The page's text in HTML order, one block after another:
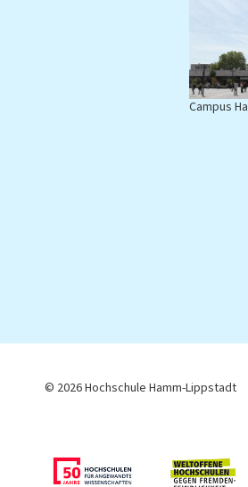
Campus
© 2026 Hochschule Hamm-Lippstadt